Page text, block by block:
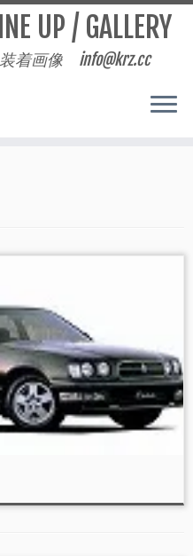
UP / GALLERY
着画像 info@krz.cc